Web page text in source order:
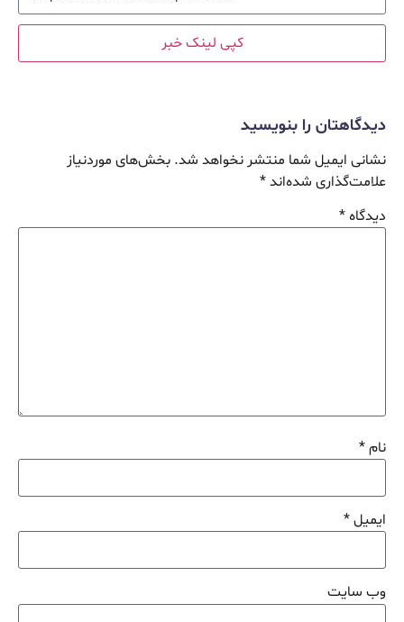
کپی لینک خبر
دیدگاهتان را بنویسید
نشانی ایمیل شما منتشر نخواهد شد. بخش‌های موردنیاز
علامت‌گذاری شده‌اند*
دیدگاه*
نام*
ایمیل*
وب‌ سایت